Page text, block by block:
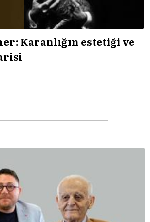
Karanlığın estetiği ve